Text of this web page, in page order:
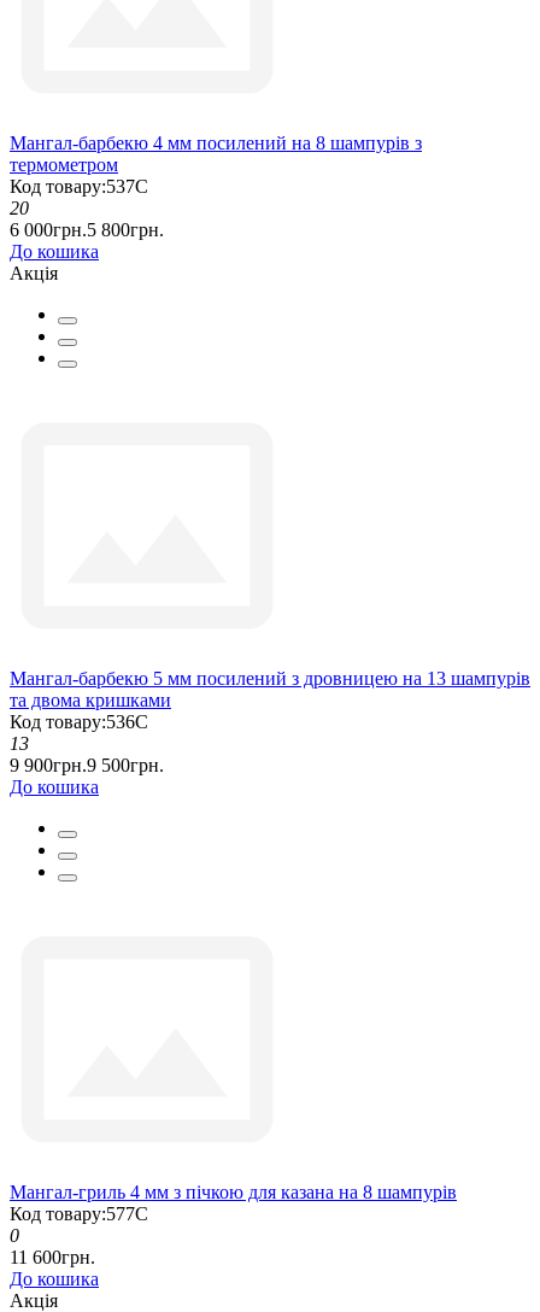
Мангал-барбекю 4 мм посилений на 8 шампурів з
термометром
Код товару:537С
20
6 000грн.5 800грн.
До кошика
Акція
Мангал-барбекю 5 мм посилений з дровницею на 13 шампурів
та двома кришками
Код товару:536С
13
9 900грн.9 500грн.
До кошика
Мангал-гриль 4 мм з пічкою для казана на 8 шампурів
Код товару:577С
0
11 600грн.
До кошика
Акція